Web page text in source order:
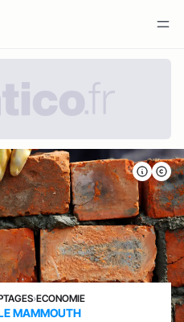
›ECONOMIE
MAMMOUTH